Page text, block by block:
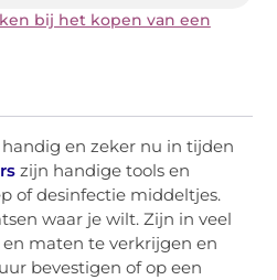
bij het kopen van een
en zeker nu in tijden
zijn handige tools en
of desinfectie middeltjes.
waar je wilt. Zijn in veel
maten te verkrijgen en
bevestigen of op een